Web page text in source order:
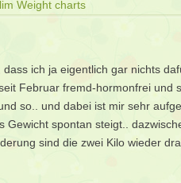
ich ja eigentlich gar nichts
Februar fremd-hormonfrei und
so.. und dabei ist mir sehr
Gewicht spontan steigt..
sind die zwei Kilo wieder